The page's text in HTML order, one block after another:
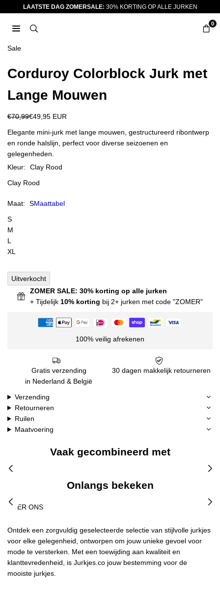
naar
inhoud
LAATSTE DAG ZOMERSALE: 30% KORTING OP ALLE JURKEN
0
Sale
Corduroy Colorblock Jurk met
Lange Mouwen
Reguliere
prijs
€70,99€49,95 EUR
Elegante mini-jurk met lange mouwen, gestructureerd ribontwerp
en ronde halslijn, perfect voor diverse seizoenen en
gelegenheden.
Kleur:
Clay Rood
Clay Rood
Maat: SMaattabel
S
M
L
XL
Uitverkocht
ZOMER SALE: 30% korting op alle jurken
+ Tijdelijk 10% korting bij 2+ jurken met code "ZOMER"
100% veilig afrekenen
Gratis verzending
in Nederland & België
30 dagen makkelijk retourneren
Verzending
Retourneren
Ruilen
Maatvoering
Vaak gecombineerd met
Onlangs bekeken
OVER ONS
Ontdek een zorgvuldig geselecteerde selectie van stijlvolle jurkjes
voor elke gelegenheid, ontworpen om jouw unieke gevoel voor
mode te versterken. Met een toewijding aan kwaliteit en
klanttevredenheid, is Jurkjes.co jouw bestemming voor de
mooiste jurkjes.